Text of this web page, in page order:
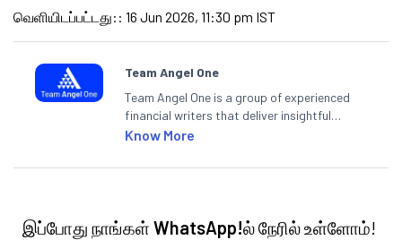
வெளியிடப்பட்டது: : 16 Jun 2026, 11:30 pm IST
Team Angel One
Team Angel One is a group of experienced
financial writers that deliver insightful
articles on the stock market, IPO, economy,
categories.
Know More
இப்போது நாங்கள் WhatsApp!ல் நேரில் உள்ளோம்!